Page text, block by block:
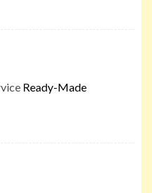
Ready-Made